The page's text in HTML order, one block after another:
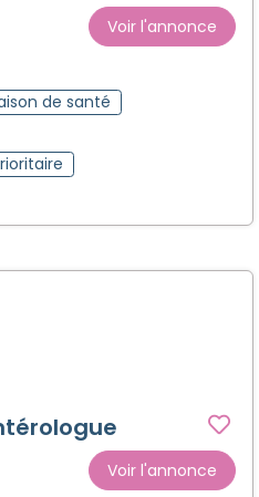
Voir l'annonce
de santé
Voir l'annonce